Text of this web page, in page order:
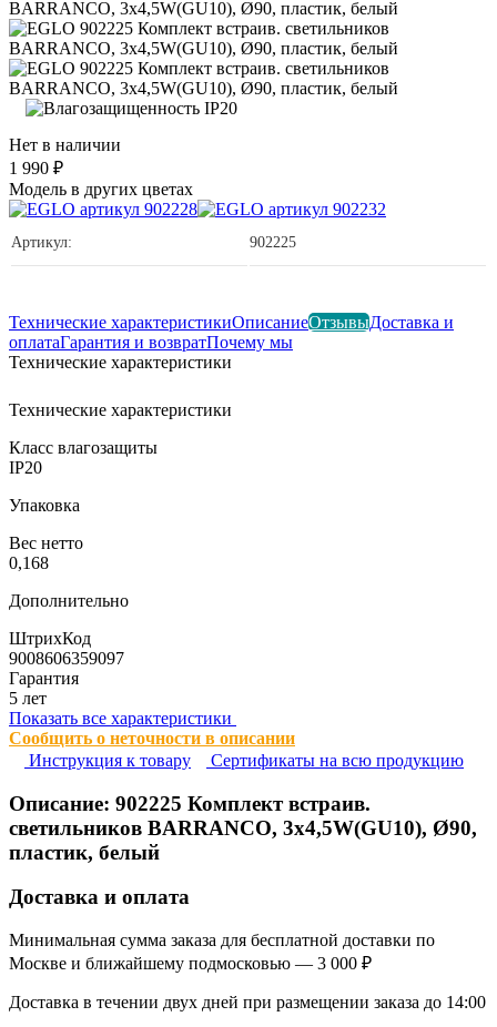
Нет в наличии
1 990 ₽
Модель в других цветах
Артикул: 902225
Технические характеристикиОписаниеОтзывыДоставка и
оплатаГарантия и возвратПочему мы
Технические характеристики
Технические характеристики
Класс влагозащиты
IP20
Упаковка
Вес нетто
0,168
Дополнительно
ШтрихКод
9008606359097
Гарантия
5 лет
Показать все характеристики
Сообщить о неточности в описании
Инструкция к товару
Сертификаты на всю продукцию
Описание: 902225 Комплект встраив.
светильников BARRANCO, 3х4,5W(GU10), Ø90,
пластик, белый
Доставка и оплата
Минимальная сумма заказа для бесплатной доставки по
Москве и ближайшему подмосковью — 3 000 ₽
Доставка в течении двух дней при размещении заказа до 14:00